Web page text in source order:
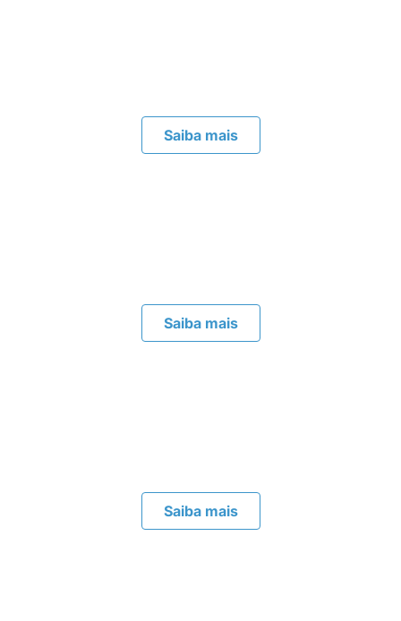
Saiba mais
Saiba mais
Saiba mais